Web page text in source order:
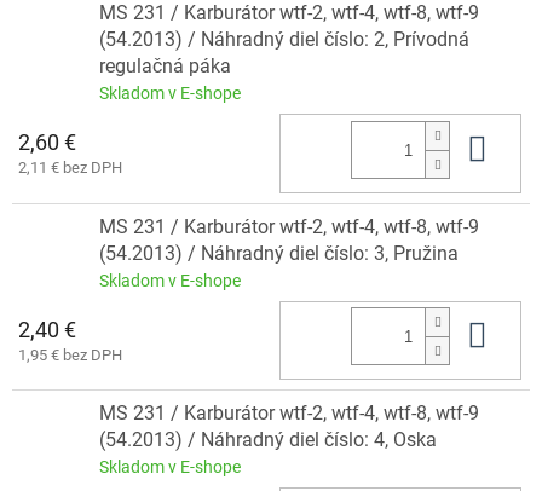
MS 231 / Karburátor wtf-2, wtf-4, wtf-8, wtf-9
(54.2013) / Náhradný diel číslo: 2, Prívodná
regulačná páka
Skladom v E-shope
2,60 €
2,11 € bez DPH
MS 231 / Karburátor wtf-2, wtf-4, wtf-8, wtf-9
(54.2013) / Náhradný diel číslo: 3, Pružina
Skladom v E-shope
2,40 €
1,95 € bez DPH
MS 231 / Karburátor wtf-2, wtf-4, wtf-8, wtf-9
(54.2013) / Náhradný diel číslo: 4, Oska
Skladom v E-shope